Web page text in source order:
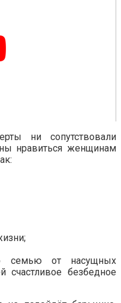
ни сопутствовали
нравиться женщинам
семью от насущных
счастливое безбедное